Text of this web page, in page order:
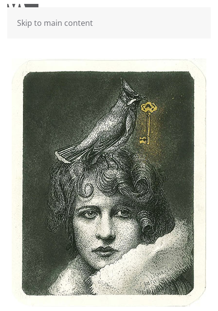
Skip to main content